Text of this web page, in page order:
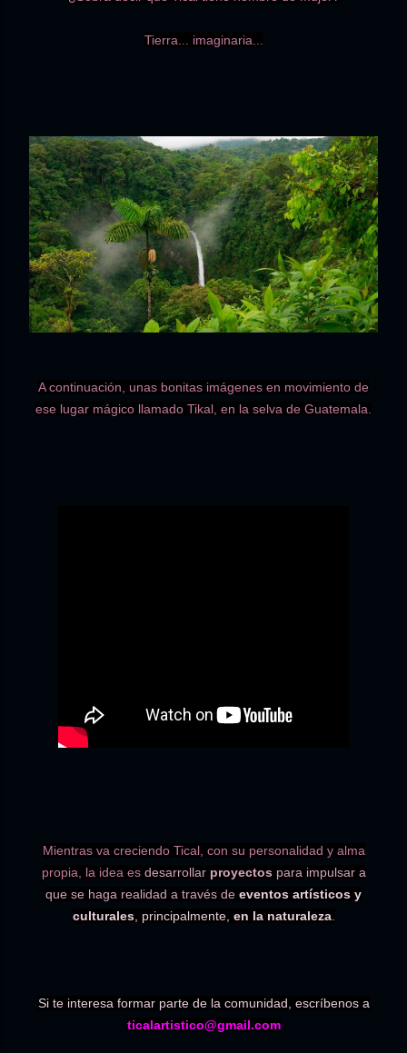
Tierra... imaginaria...
A continuación, unas bonitas imágenes en movimiento de
ese lugar mágico llamado Tikal, en la selva de Guatemala.
Mientras va creciendo Tical, con su personalidad y alma
propia, la idea es desarrollar proyectos para impulsar a
que se haga realidad a través de eventos artísticos y
culturales, principalmente, en la naturaleza.
Si te interesa formar parte de la comunidad, escríbenos a
ticalartistico@gmail.com